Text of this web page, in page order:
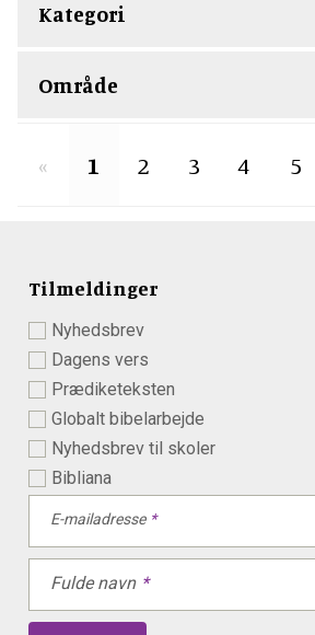
Kategori
Område
« 1 2 3 4 5
Tilmeldinger
Nyhedsbrev
Dagens vers
Prædiketeksten
Globalt bibelarbejde
Nyhedsbrev til skoler
Bibliana
E-mailadresse
Fulde navn